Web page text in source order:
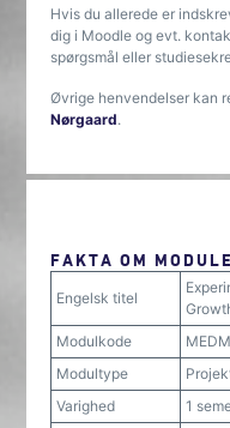
Hvis du allerede er
dig i Moodle og evt.
spørgsmål eller
Øvrige henvendelser
Nørgaard.
FAKTA OM
Engelsk titel
Modulkode
Modultype
Varighed
1